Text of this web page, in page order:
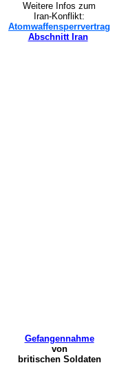
Weitere Infos zum
Iran-Konflikt:
Atomwaffensperrvertrag
Abschnitt Iran
Gefangennahme
von
britischen Soldaten